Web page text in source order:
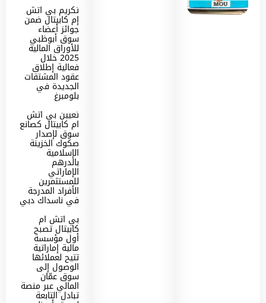
تكريم بي اتش
إم كابيتال ضمن
جوائز أعضاء
سوق أبوظبي
للأوراق المالية
2025 خلال
فعالية إطلاق
عقود المشتقات
الجديدة في
بلومبرغ
تعيين بي اتش
ام كابيتال كصانع
سوق لإصدار
صكوك الخزينة
الإسلامية
بالدرهم
الإماراتي
للمستثمرين
الأفراد المدرجة
في ناسداك دبي
بي اتش ام
كابيتال تصبح
أول مؤسسة
مالية إماراتية
تتيح لعملائها
الوصول إلى
سوق عمّان
المالي عبر منصة
تبادل التابعة